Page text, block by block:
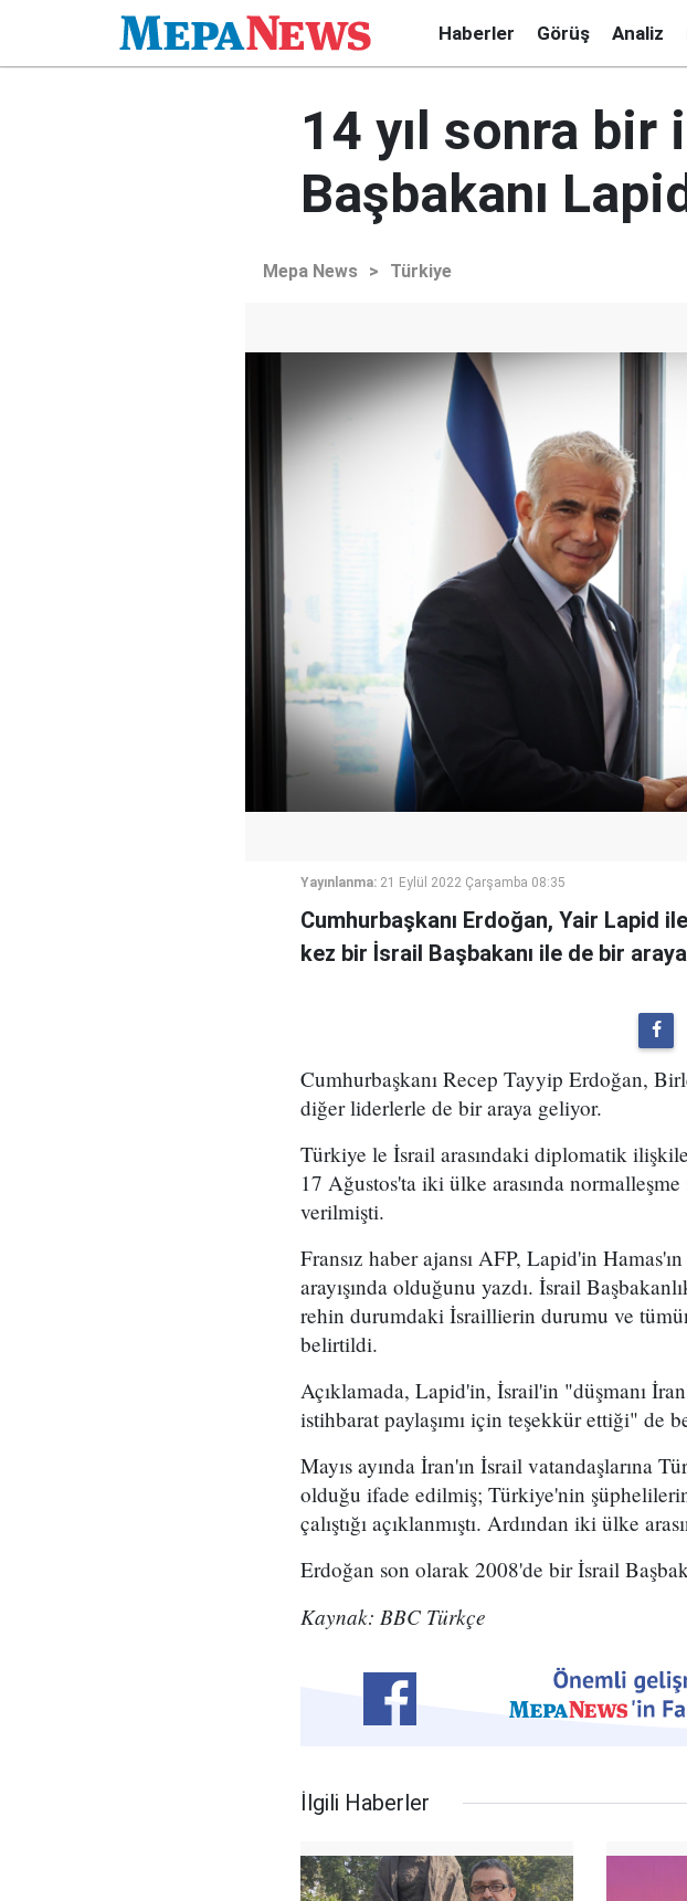
Haberler Görüş Analiz
14 yıl sonra bir
Başbakanı
Mepa News > Türkiye
Yayınlanma: 21 Eylül 2022 Çarşamba 08:35
Cumhurbaşkanı Erdoğan, Yair Lapid
kez bir İsrail Başbakanı ile de bir
Cumhurbaşkanı Recep Tayyip Erdoğan,
diğer liderlerle de bir araya geliyor.
Türkiye le İsrail arasındaki diplomatik
17 Ağustos'ta iki ülke arasında
verilmişti.
Fransız haber ajansı AFP, Lapid'in
arayışında olduğunu yazdı. İsrail
rehin durumdaki İsraillierin durumu ve
belirtildi.
Açıklamada, Lapid'in, İsrail'in "düşmanı
istihbarat paylaşımı için teşekkür ettiği" de
Mayıs ayında İran'ın İsrail vatandaşlarına
olduğu ifade edilmiş; Türkiye'nin
çalıştığı açıklanmıştı. Ardından iki ülke
Erdoğan son olarak 2008'de bir İsrail
Kaynak: BBC Türkçe
İlgili Haberler